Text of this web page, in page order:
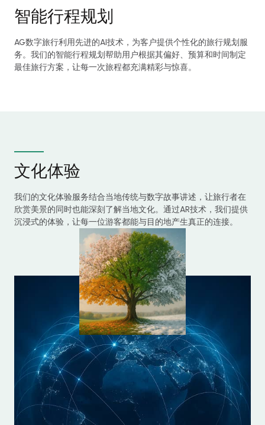
智能行程规划
AG数字旅行利用先进的AI技术，为客户提供个性化的旅行规划服
务。我们的智能行程规划帮助用户根据其偏好、预算和时间制定
最佳旅行方案，让每一次旅程都充满精彩与惊喜。
文化体验
我们的文化体验服务结合当地传统与数字故事讲述，让旅行者在
欣赏美景的同时也能深刻了解当地文化。通过AR技术，我们提供
沉浸式的体验，让每一位游客都能与目的地产生真正的连接。